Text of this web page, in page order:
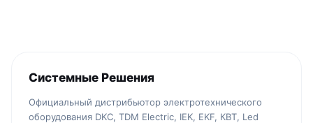
Системные Решения
Официальный дистрибьютор электротехнического
оборудования DKC, TDM Electric, IEK, EKF, КВТ, Led